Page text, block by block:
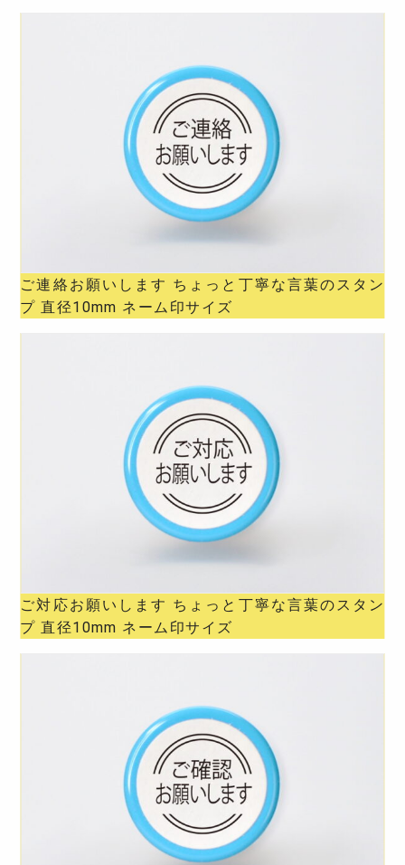
ご連絡お願いします ちょっと丁寧な言葉のスタン
プ 直径10mm ネーム印サイズ
ご対応お願いします ちょっと丁寧な言葉のスタン
プ 直径10mm ネーム印サイズ